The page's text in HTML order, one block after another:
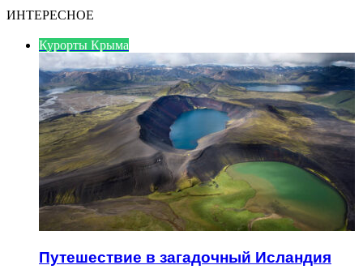
ИНТЕРЕСНОЕ
Курорты Крыма
Путешествие в загадочный Исландия